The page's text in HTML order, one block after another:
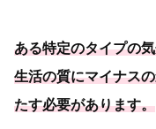
ある特定のタイプの
生活の質にマイナス
たす必要があります。